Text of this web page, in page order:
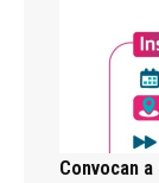
Convocan